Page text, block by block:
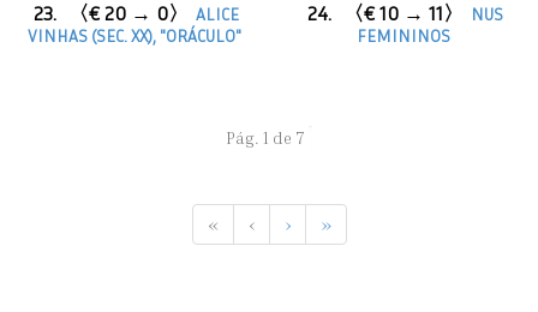
23. 〈€ 20 → 0〉
ALICE
VINHAS (SEC. XX), "ORÁCULO"
24. 〈€ 10 → 11〉
NUS
FEMININOS
Pág. 1 de 7
« ‹ › »